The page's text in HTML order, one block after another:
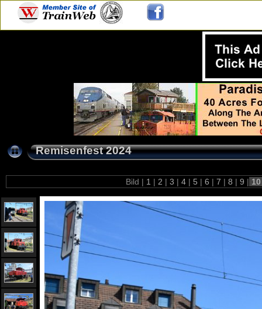
Remisenfest 2024
Bild | 1 | 2 | 3 | 4 | 5 | 6 | 7 | 8 | 9 |